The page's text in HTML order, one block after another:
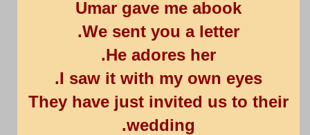
Umar gave me abook
We sent you a letter.
He adores her.
I saw it with my own eyes.
They have just invited us to their
wedding.